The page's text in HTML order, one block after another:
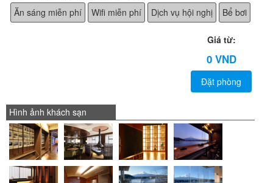
Ăn sáng miễn phí
Wifi miễn phí Dịch vụ hội nghị Bể bơi
Giá từ:
0 VND
Đặt phòng
Hình ảnh khách sạn